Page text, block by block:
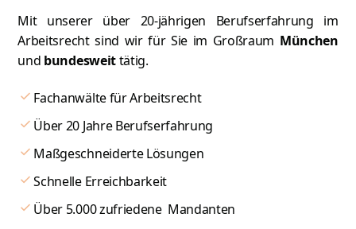
Mit unserer über 20-jährigen Berufserfahrung im
Arbeitsrecht sind wir für Sie im Großraum München
und bundesweittätig.
Fachanwälte für Arbeitsrecht
Über 20 Jahre Berufserfahrung
Maßgeschneiderte Lösungen
Schnelle Erreichbarkeit
Über 5.000 zufriedene Mandanten